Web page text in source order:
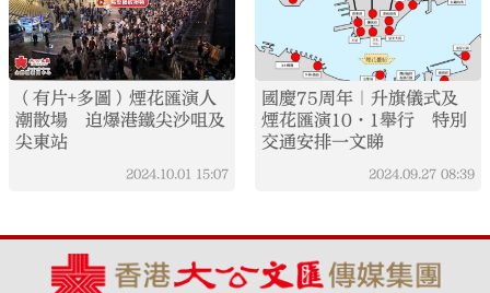
（有片+多圖）煙花匯演人
潮散場 迫爆港鐵尖沙咀及
尖東站
2024.10.01 15:07
國慶75周年｜升旗儀式及
煙花匯演10·1舉行 特別
交通安排一文睇
2024.09.27 08:39